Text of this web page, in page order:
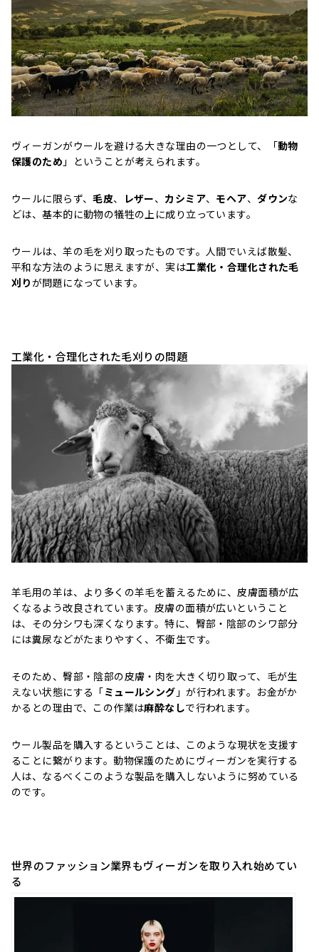
ヴィーガンがウールを避ける大きな理由の一つとして、「動物
保護のため 」ということが考えられます。
ウールに限らず、毛皮、 レザー、 カシミア、 モヘア、ダウンな
どは、基本的に動物の犠牲の上に成り立っています。
ウールは、羊の毛を刈り取ったものです。人間でいえば散髪、
平和な方法のように思えますが、実は工業化・合理化された毛
刈りが問題になっています。
工業化・合理化された毛刈りの問題
羊毛用の羊は、より多くの羊毛を蓄えるために、皮膚面積が広
くなるよう改良されています。皮膚の面積が広いということ
は、その分シワも深くなります。特に、臀部・陰部のシワ部分
には糞尿などがたまりやすく、不衛生です。
そのため、臀部・陰部の皮膚・肉を大きく切り取って、毛が生
えない状態にする「ミュールシング 」が行われます。お金がか
かるとの理由で、この作業は麻酔なしで行われます。
ウール製品を購入するということは、このような現状を支援す
ることに繋がります。動物保護のためにヴィーガンを実行する
人は、なるべくこのような製品を購入しないように努めている
のです。
世界のファッション業界もヴィーガンを取り入れ始めてい
る